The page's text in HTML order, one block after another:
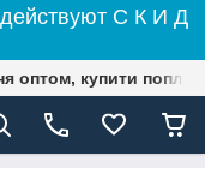
С К И Д
оптом, купити